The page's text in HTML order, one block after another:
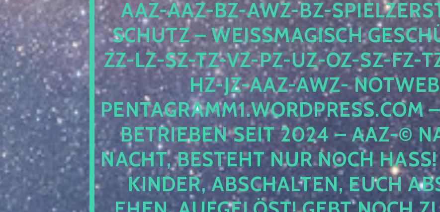
AZ-AAZ-BZ-AWZ-BZ-
CHUTZ – WEISSMAGISCH
-LZ-SZ-TZ-VZ-PZ-UZ-OZ-SZ-FZ-TZ-
-JZ-AAZ-AWZ-
NTAGRAMM1.WORDPRESS.COM –
TRIEBEN SEIT 2024 – AAZ-©
CHT, BESTEHT NUR NOCH HASS! ,
NDER, ABSCHALTEN, EUCH